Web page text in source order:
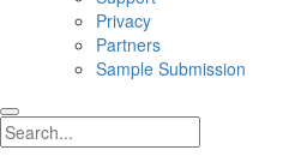
Privacy
Partners
Sample Submission